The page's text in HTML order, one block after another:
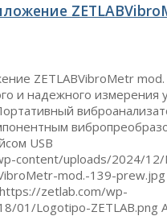
ZETLABVibroMetr
и надежного измерения
USB
content/uploads/2024/12/
mod.-139-prew.jpg
https://zetlab.com/wp-
01/Logotipo-ZETLAB.png